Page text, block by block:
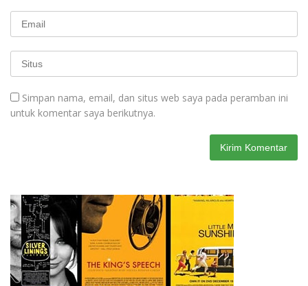
Simpan nama, email, dan situs web saya pada peramban ini
untuk komentar saya berikutnya.